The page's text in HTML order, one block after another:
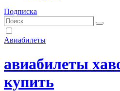
Подписка
Авиабилеты
авиабилеты
купить